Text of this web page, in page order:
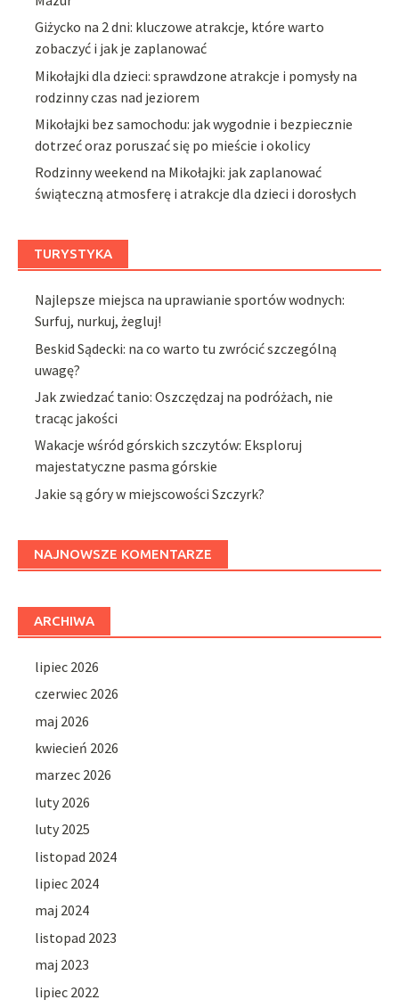
Giżycko na 2 dni: kluczowe atrakcje, które warto
zobaczyć i jak je zaplanować
Mikołajki dla dzieci: sprawdzone atrakcje i pomysły na
rodzinny czas nad jeziorem
Mikołajki bez samochodu: jak wygodnie i bezpiecznie
dotrzeć oraz poruszać się po mieście i okolicy
Rodzinny weekend na Mikołajki: jak zaplanować
świąteczną atmosferę i atrakcje dla dzieci i dorosłych
TURYSTYKA
Najlepsze miejsca na uprawianie sportów wodnych:
Surfuj, nurkuj, żegluj!
Beskid Sądecki: na co warto tu zwrócić szczególną
uwagę?
Jak zwiedzać tanio: Oszczędzaj na podróżach, nie
tracąc jakości
Wakacje wśród górskich szczytów: Eksploruj
majestatyczne pasma górskie
Jakie są góry w miejscowości Szczyrk?
NAJNOWSZE KOMENTARZE
ARCHIWA
lipiec 2026
czerwiec 2026
maj 2026
kwiecień 2026
marzec 2026
luty 2026
luty 2025
listopad 2024
lipiec 2024
maj 2024
listopad 2023
maj 2023
lipiec 2022